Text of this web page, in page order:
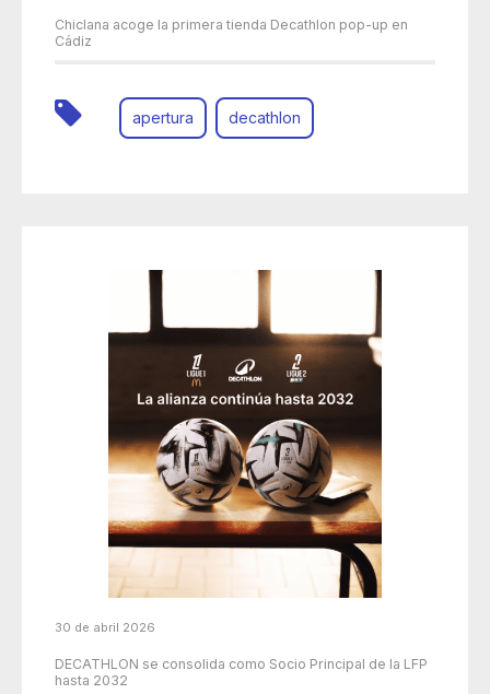
Chiclana acoge la primera tienda Decathlon pop-up en
Cádiz
apertura decathlon
30 de abril 2026
DECATHLON se consolida como Socio Principal de la LFP
hasta 2032